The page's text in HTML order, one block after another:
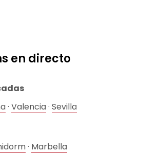
en directo
· Valencia· Sevilla
· Marbella